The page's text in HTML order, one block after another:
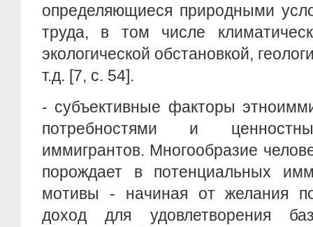
определяющиеся природными
труда, в том числе
экологической обстановкой,
т.д. [7, c. 54].
- субъективные факторы
потребностями и
иммигрантов. Многообразие
порождает в потенциальных
мотивы - начиная от желания
доход для удовлетворения